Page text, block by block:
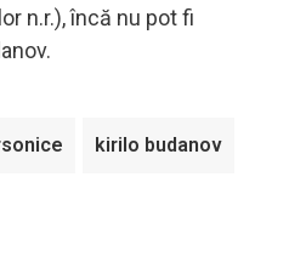
n.r.), încă nu pot fi
kirilo budanov